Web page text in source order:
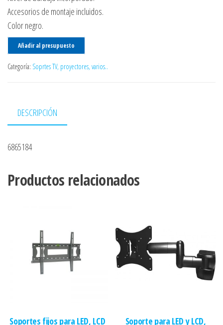
Accesorios de montaje incluidos.
Color negro.
Añadir al presupuesto
Categoría: Soprtes TV, proyectores, varios..
DESCRIPCIÓN
6865184
Productos relacionados
Soportes fijos para LED, LCD Soporte para LED y LCD,